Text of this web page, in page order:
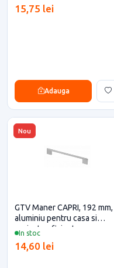
15,75 lei
Adauga
Nou
In stoc
GTV Maner CAPRI, 192 mm,
aluminiu pentru casa si
proiecte eficiente
14,60 lei